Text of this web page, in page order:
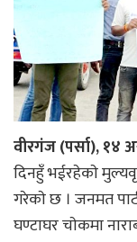
वीरगंज (पर्सा), १४
दिनहुँ भईरहेकाे
गरेकाे छ । जनमत
घण्टाघर चाेकमा